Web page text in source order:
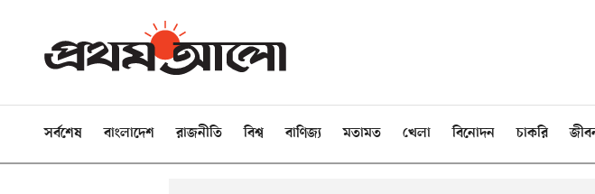
সর্বশেষ বাংলাদেশ রাজনীতি বিশ্ব বাণিজ্য মতামত খেলা বিনোদন চাকরি